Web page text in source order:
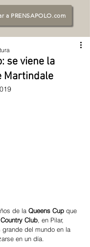
a PRENSAPOLO.com
se viene la
Martindale
de la Queens Cup que
Club, en Pilar,
del mundo en la
en un día.